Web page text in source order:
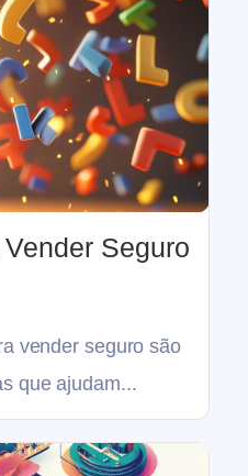
Seguro
vender seguro são
que ajudam...